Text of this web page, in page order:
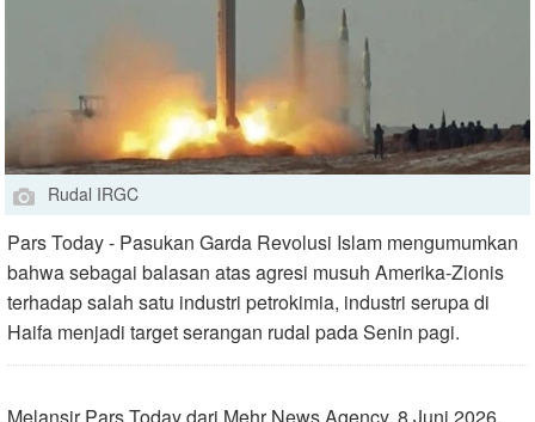
Rudal IRGC
Pars Today - Pasukan Garda Revolusi Islam mengumumkan
bahwa sebagai balasan atas agresi musuh Amerika-Zionis
terhadap salah satu industri petrokimia, industri serupa di
Haifa menjadi target serangan rudal pada Senin pagi.